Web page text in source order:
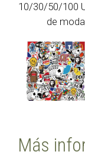
10/30/50/100
de
Más